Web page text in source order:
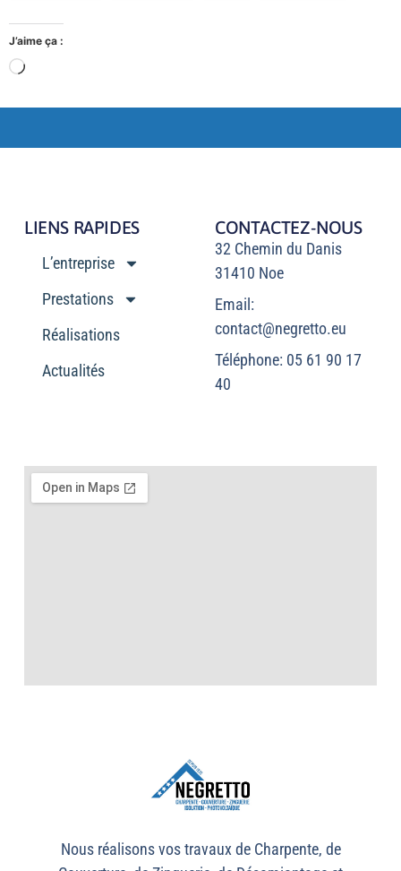
J’aime ça :
Nous réalisons vos travaux de Charpente, de
LIENS RAPIDES
L’entreprise
Prestations
Réalisations
Actualités
CONTACTEZ-NOUS
32 Chemin du Danis
31410 Noe
Email:
contact@negretto.eu
Téléphone: 05 61 90 17
40